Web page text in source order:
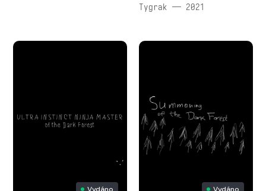
Tygrak — 2021